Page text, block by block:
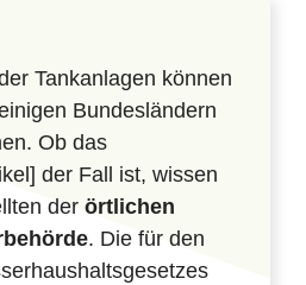
Tankanlagen können
Bundesländern
Ob das
der Fall ist, wissen
der örtlichen
. Die für den